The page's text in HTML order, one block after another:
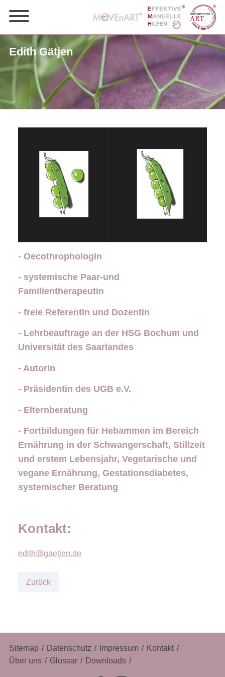
Edith Gätjen
- Oecothrophologin
- systemische Paar-und
Familientherapeutin
- freie Referentin und Dozentin
- Lehrbeauftrage an der HSG Bochum und
Universität des Saarlandes
- Autorin
- Präsidentin des UGB e.V.
- Elternberatung
- Fortbildungen für Hebammen im Bereich
Ernährung in der Schwangerschaft, Stillzeit
und erstem Lebensjahr, Vegetarische und
vegane Ernährung, Gestationsdiabetes,
systemischer Beratung
Kontakt:
edith@gaetjen.de
Zurück
Navigation
überspringen
Sitemap Datenschutz Impressum
Kontakt
Über uns
Glossar Downloads